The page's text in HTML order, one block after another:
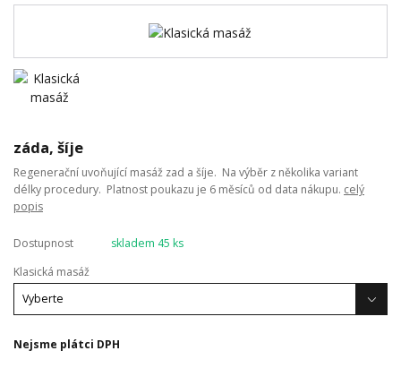
záda, šíje
Regenerační uvoňující masáž zad a šíje. Na výběr z několika variant
délky procedury. Platnost poukazu je 6 měsíců od data nákupu. celý
popis
Dostupnost
skladem 45 ks
Klasická masáž
Nejsme plátci DPH